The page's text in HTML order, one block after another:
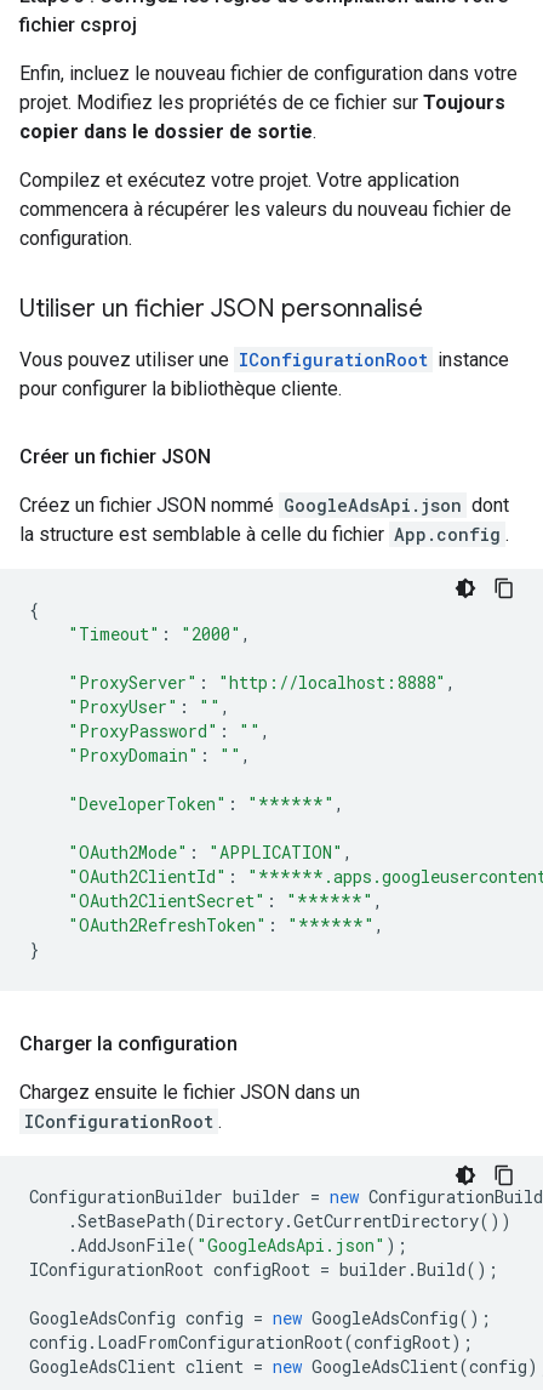
fichier csproj
Enfin, incluez le nouveau fichier de configuration dans votre
projet. Modifiez les propriétés de ce fichier sur Toujours
copier dans le dossier de sortie.
Compilez et exécutez votre projet. Votre application
commencera à récupérer les valeurs du nouveau fichier de
configuration.
Utiliser un fichier JSON personnalisé
Vous pouvez utiliser une IConfigurationRoot instance
pour configurer la bibliothèque cliente.
Créer un fichier JSON
Créez un fichier JSON nommé GoogleAdsApi.json dont
la structure est semblable à celle du fichier App.config .
{
"Timeout" : "2000" ,
"ProxyServer" : "http://localhost:8888" ,
"ProxyUser" : "" ,
"ProxyPassword" : "" ,
"ProxyDomain" : "" ,
"DeveloperToken" : "******" ,
"OAuth2Mode" : "APPLICATION" ,
"OAuth2ClientId" :
"OAuth2ClientSecret" : "******" ,
"OAuth2RefreshToken" : "******" ,
}
Charger la configuration
Chargez ensuite le fichier JSON dans un
IConfigurationRoot .
ConfigurationBuilder builder = new
.SetBasePath(Directory.GetCurrentDirectory())
.AddJsonFile( "GoogleAdsApi.json" );
IConfigurationRoot configRoot = builder .Build();
GoogleAdsConfig config = new GoogleAdsConfig();
config . LoadFromConfigurationRoot(configRoot);
GoogleAdsClient client = new GoogleAdsClient(config